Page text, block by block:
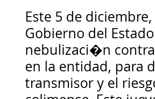
Este 5 de
Gobierno del
nebulizaci�n
en la entidad, para
transmisor y el